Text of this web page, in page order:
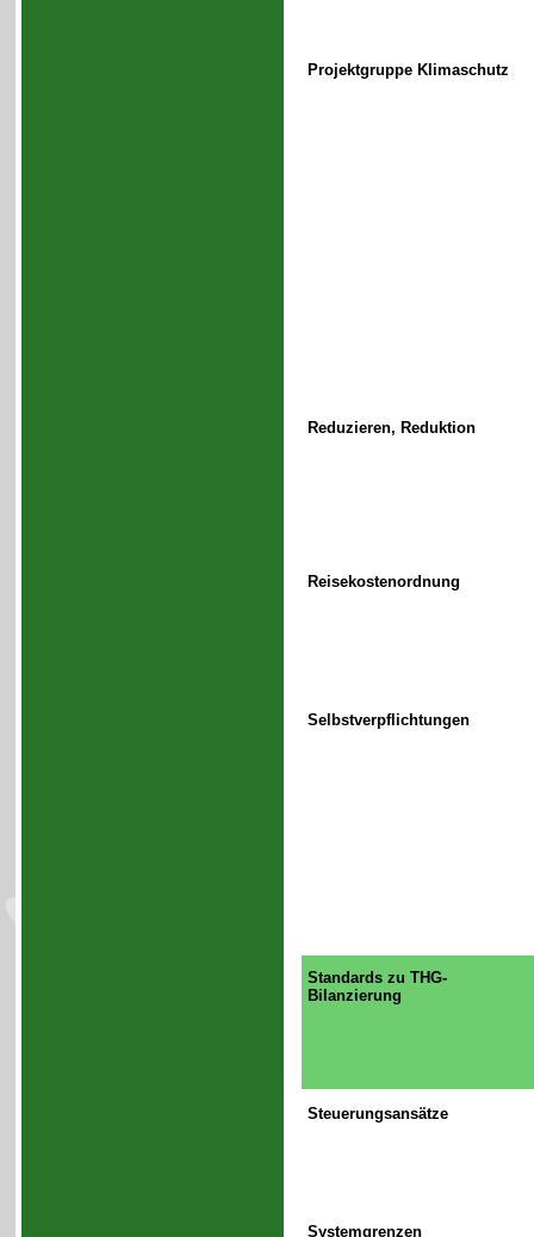
Projektgruppe Klimaschutz
Reduzieren, Reduktion
Reisekostenordnung
Selbstverpflichtungen
Standards zu THG-
Bilanzierung
Steuerungsansätze
Systemgrenzen